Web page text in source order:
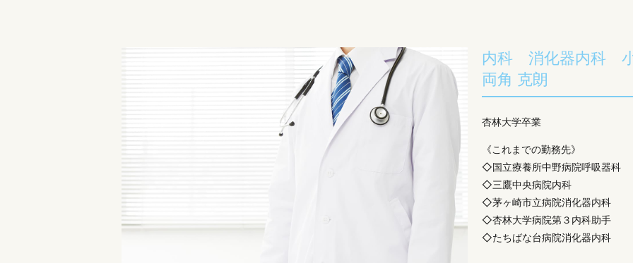
内科 消化器内科
両角 克朗
杏林大学卒業
《これまでの勤務先》
◇国立療養所中野病院呼吸器科
◇三鷹中央病院内科
◇茅ヶ崎市立病院消化器内科
◇杏林大学病院第３内科助手
◇たちばな台病院消化器内科